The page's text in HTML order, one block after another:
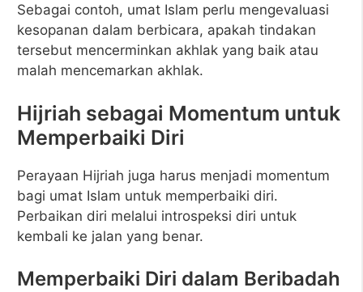
Sebagai contoh, umat Islam perlu mengevaluasi
kesopanan dalam berbicara, apakah tindakan
tersebut mencerminkan akhlak yang baik atau
malah mencemarkan akhlak.
Hijriah sebagai Momentum untuk
Memperbaiki Diri
Perayaan Hijriah juga harus menjadi momentum
bagi umat Islam untuk memperbaiki diri.
Perbaikan diri melalui introspeksi diri untuk
kembali ke jalan yang benar.
Memperbaiki Diri dalam Beribadah